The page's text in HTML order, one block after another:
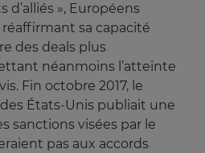
», Européens
sa capacité
des deals plus
néanmoins l’atteinte
Fin octobre 2017, le
États-Unis publiait une
sanctions visées par le
pas aux accords